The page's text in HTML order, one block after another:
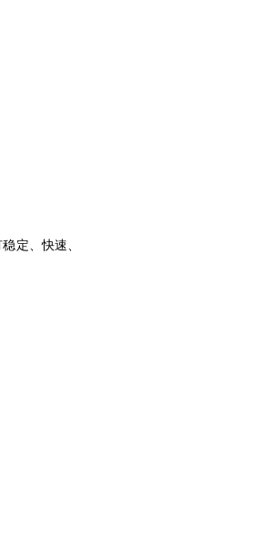
定、快速、